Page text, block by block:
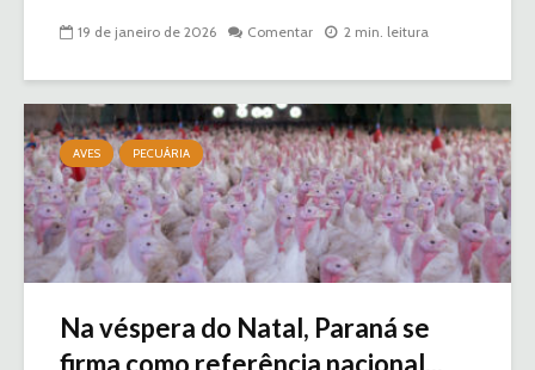
19 de janeiro de 2026 Comentar 2 min. leitura
AVES PECUÁRIA
Na véspera do Natal, Paraná se
firma como referência nacional...